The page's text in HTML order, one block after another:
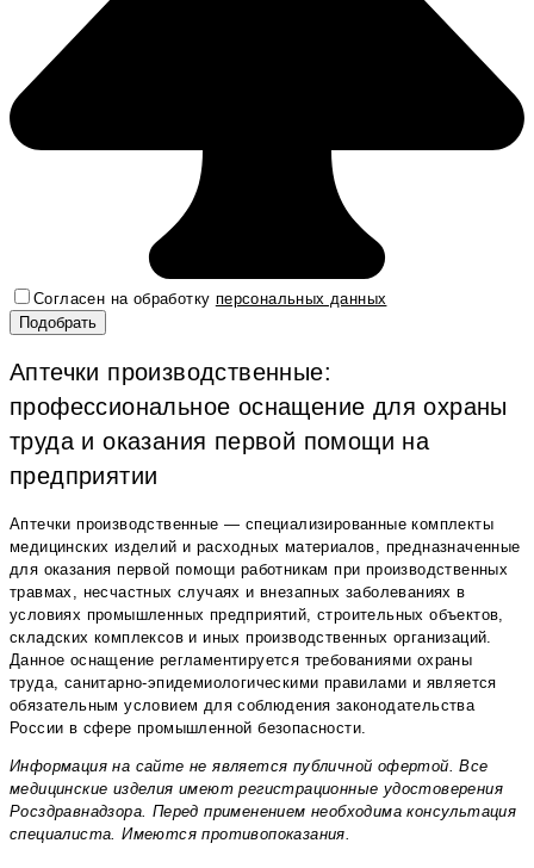
Согласен на обработку персональных данных
Аптечки производственные:
профессиональное оснащение для охраны
труда и оказания первой помощи на
предприятии
Аптечки производственные — специализированные комплекты
медицинских изделий и расходных материалов, предназначенные
для оказания первой помощи работникам при производственных
травмах, несчастных случаях и внезапных заболеваниях в
условиях промышленных предприятий, строительных объектов,
складских комплексов и иных производственных организаций.
Данное оснащение регламентируется требованиями охраны
труда, санитарно-эпидемиологическими правилами и является
обязательным условием для соблюдения законодательства
России в сфере промышленной безопасности.
Информация на сайте не является публичной офертой. Все
медицинские изделия имеют регистрационные удостоверения
Росздравнадзора. Перед применением необходима консультация
специалиста. Имеются противопоказания.